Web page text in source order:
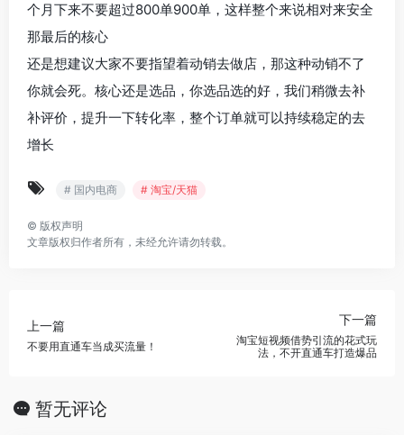
个月下来不要超过800单900单，这样整个来说相对来安全
那最后的核心
还是想建议大家不要指望着动销去做店，那这种动销不了
你就会死。核心还是选品，你选品选的好，我们稍微去补
补评价，提升一下转化率，整个订单就可以持续稳定的去
增长
# 国内电商 # 淘宝/天猫
© 版权声明
文章版权归作者所有，未经允许请勿转载。
上一篇
不要用直通车当成买流量！
下一篇
淘宝短视频借势引流的花式玩
法，不开直通车打造爆品
暂无评论